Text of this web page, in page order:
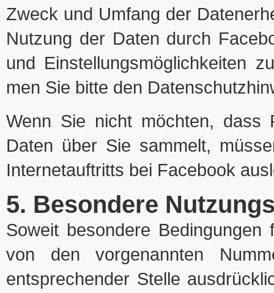
Zweck und Umfang der
Nut­zung der Daten durch
und Ein­stel­lungs­mög­lich­kei­ten
men Sie bitte den
Wenn Sie nicht möch­ten, dass
Daten über Sie sam­melt,
Inter­net­auf­tritts bei Face­book
5. Besondere
Soweit besondere
von den vorgenannten
entsprechender Stelle